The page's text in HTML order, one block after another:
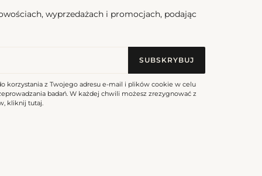
wyprzedażach i promocjach, podając
SUBSKRYBUJ
korzystania z Twojego adresu e-mail i plików cookie w celu
badań. W każdej chwili możesz zrezygnować z
kliknij tutaj.